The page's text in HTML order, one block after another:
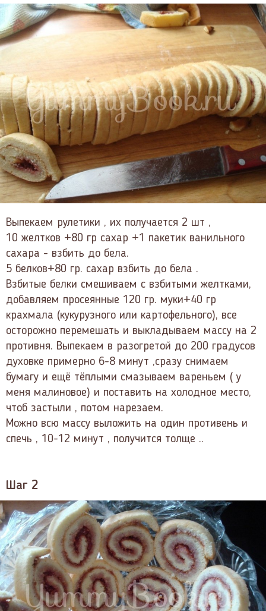
Выпекаем рулетики , их получается 2 шт ,
10 желтков +80 гр сахар +1 пакетик ванильного
сахара - взбить до бела.
5 белков+80 гр. сахар взбить до бела .
Взбитые белки смешиваем с взбитыми желтками,
добавляем просеянные 120 гр. муки+40 гр
крахмала (кукурузного или картофельного), все
осторожно перемешать и выкладываем массу на 2
противня. Выпекаем в разогретой до 200 градусов
духовке примерно 6-8 минут ,сразу снимаем
бумагу и ещё тёплыми смазываем вареньем ( у
меня малиновое) и поставить на холодное место,
чтоб застыли , потом нарезаем.
Можно всю массу выложить на один противень и
спечь , 10-12 минут , получится толще ..
Шаг 2